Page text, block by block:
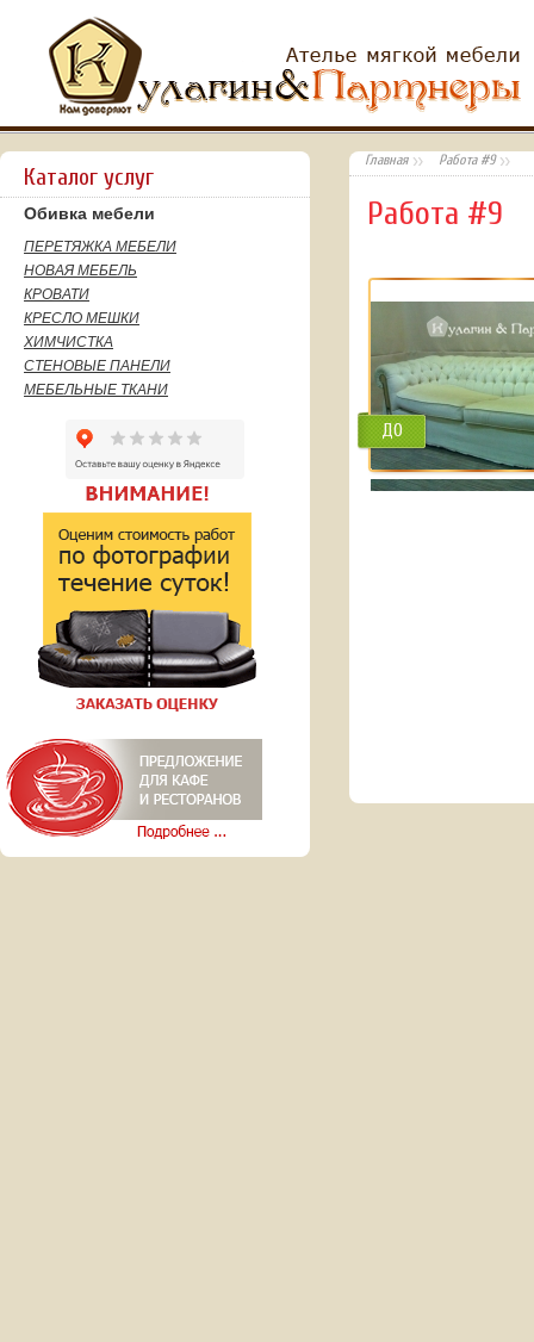
Каталог услуг
Обивка мебели
ПЕРЕТЯЖКА МЕБЕЛИ
НОВАЯ МЕБЕЛЬ
КРОВАТИ
КРЕСЛО МЕШКИ
ХИМЧИСТКА
СТЕНОВЫЕ ПАНЕЛИ
МЕБЕЛЬНЫЕ ТКАНИ
Главная Работа #9
Работа #9
ДО